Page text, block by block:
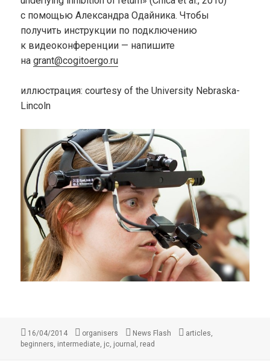
c помощью Александра Одайника. Чтобы
получить инструкции по подключению
к видеоконференции — напишите
наgrant@cogitoergo.ru
иллюстрация: courtesy of the University Nebraska-
Lincoln
Опубликовано
16/04/2014 Автор
organisers Рубрики
News Flash Метки
articles,
beginners, intermediate, jc, journal , read